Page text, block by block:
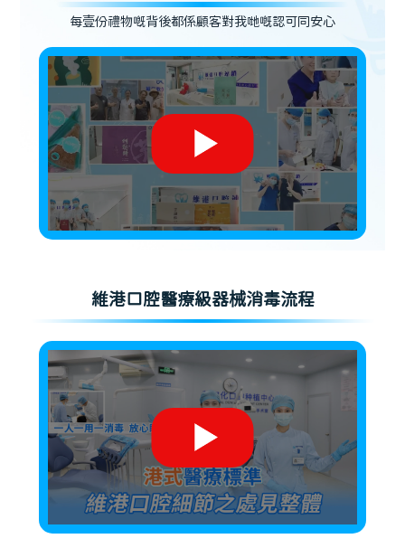
每壹份禮物嘅背後都係顧客對我哋嘅認可同安心
維港口腔醫療級器械消毒流程